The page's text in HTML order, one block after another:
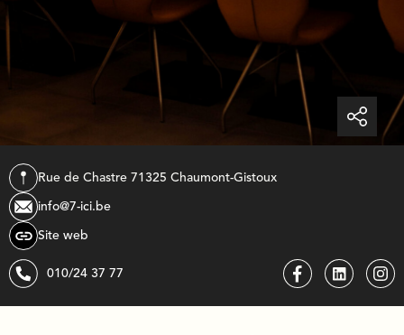
Rue de Chastre 71325 chaumont-gistoux
info@7-ici.be
Site web
010/24 37 77